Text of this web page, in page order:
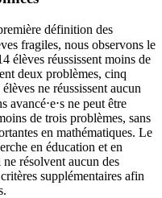
définition des
fragiles, nous observons le
élèves réussissent moins de
deux problèmes, cinq
ne réussissent aucun
avancé⋅e⋅s ne peut être
de trois problèmes, sans
en mathématiques. Le
en éducation et en
résolvent aucun des
supplémentaires afin